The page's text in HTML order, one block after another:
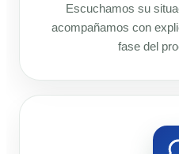
Escuchamos su
acompañamos con
fase del